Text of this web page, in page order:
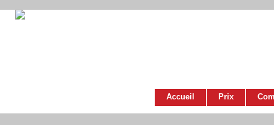
Accueil Prix